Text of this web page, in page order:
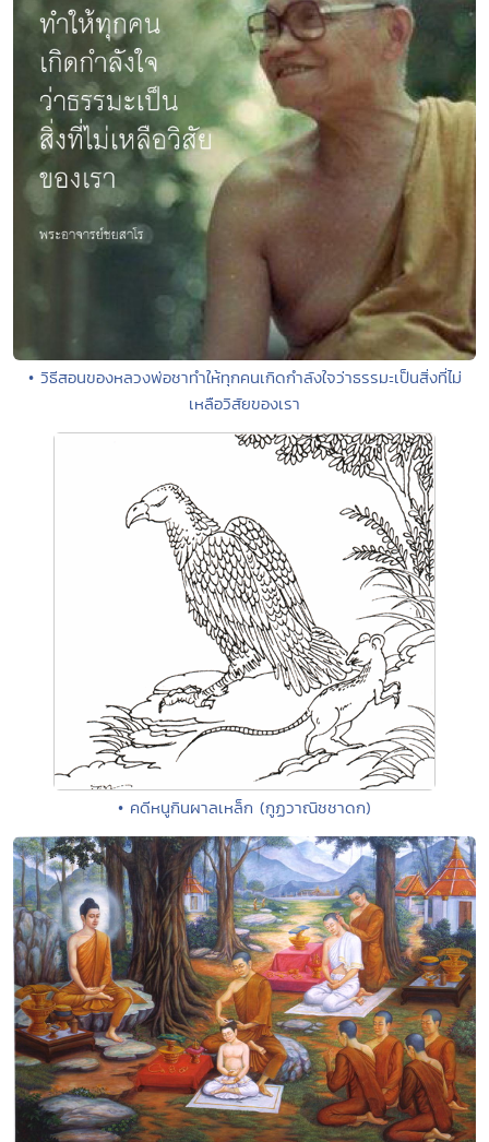
• วิธีสอนของหลวงพ่อชาทำให้ทุกคนเกิดกำลังใจว่าธรรมะเป็นสิ่งที่ไม่
เหลือวิสัยของเรา
• คดีหนูกินผาลเหล็ก (กูฏวาณิชชาดก)